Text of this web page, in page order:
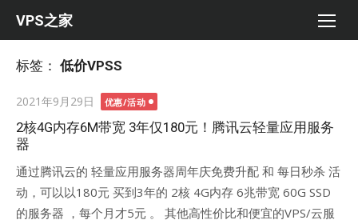
VPS之家
标签： 低价VPSS
Posted
on
2021年9月29日 优惠/活动
2核4G内存6M带宽 3年仅180元！腾讯云轻量应用服务
器
通过腾讯云的 轻量应用服务器周年庆免费升配 和 每日秒杀 活
动，可以以180元 买到3年的 2核 4G内存 6兆带宽 60G SSD
的服务器 ，每个月才5元 。 其他高性价比和便宜的VPS/云服